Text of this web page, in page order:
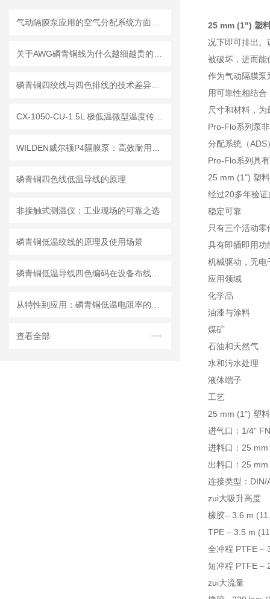
磷青铜四色线低温导线的原理
非接触式测温仪：工业现场的可靠之选
磷青铜低温绞线的原理及使用场景
查看全部
25 mm (1") 塑
况下即可排出。
被破坏，进而能
作为气动隔膜
用可靠性相结
尺寸和材料，
Pro-Flo系列泵
分配系统（
Pro-Flo系列具
25 mm (1") 塑
经过20多年验证
稳定可靠
只有三个活动
具有即插即用功
机械驱动，无电
应用领域
化学品
油漆与涂料
煤矿
石油和天然气
水和污水处理
液体端子
工艺
25 mm (1") 塑
进气口：1/4"
进料口：25
出料口：25
连接类型：DIN/
zui大吸升高度
橡胶– 3.6 m
TPE – 3.5 m
全冲程 PTFE –
短冲程 PTFE –
zui大流量